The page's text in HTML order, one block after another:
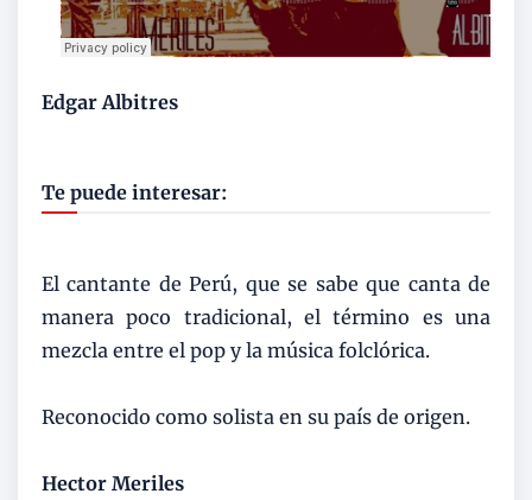
Edgar Albitres
Te puede interesar:
El cantante de Perú, que se sabe que canta de
manera poco tradicional, el término es una
mezcla entre el pop y la música folclórica.
Reconocido como solista en su país de origen.
Hector Meriles